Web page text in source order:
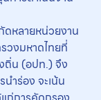
ดหลายหน่วยงาน
วงมหาดไทยที่
ถิ่น (อปท.) จึง
ำร่อง จะเน้น